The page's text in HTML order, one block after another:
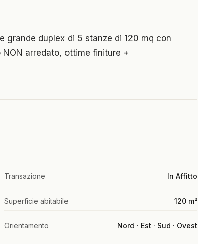
grande duplex di 5 stanze di 120 mq con
arredato, ottime finiture +
Transazione In Affitto
Superficie abitabile 120 m²
Orientamento Nord · Est · Sud · Ovest